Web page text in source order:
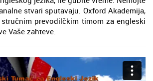
stvari sputavaju. Oxford Akademija,
prevodilčkim timom za engleski
Vaše zahteve.